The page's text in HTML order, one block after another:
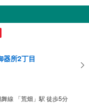
器所2丁目
線 「荒畑」駅 徒歩5分